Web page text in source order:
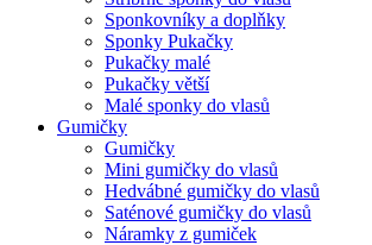
Sponkovníky a doplňky
Sponky Pukačky
Pukačky malé
Pukačky větší
Malé sponky do vlasů
Gumičky
Gumičky
Mini gumičky do vlasů
Hedvábné gumičky do vlasů
Saténové gumičky do vlasů
Náramky z gumiček